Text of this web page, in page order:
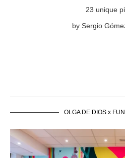
23 unique
by Sergio
OLGA DE DIOS x